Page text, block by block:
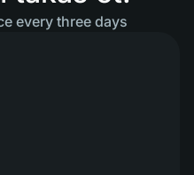
every three days